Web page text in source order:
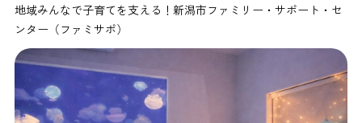
地域みんなで子育てを支える！新潟市ファミリー・サポート・セ
ンター（ファミサポ）